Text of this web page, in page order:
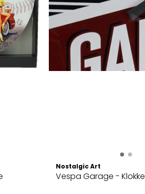
Nostalgic Art
Vespa Garage - Klokke